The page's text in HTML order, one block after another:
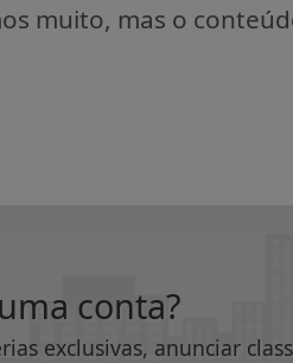
muito, mas o
conta?
exclusivas, anunciar